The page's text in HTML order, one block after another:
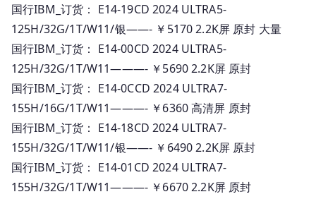
国行IBM_订货： E14-19CD 2024 ULTRA5-
125H/32G/1T/W11/银——- ￥5170 2.2K屏 原封 大量
国行IBM_订货： E14-00CD 2024 ULTRA5-
125H/32G/1T/W11———- ￥5690 2.2K屏 原封
国行IBM_订货： E14-0CCD 2024 ULTRA7-
155H/16G/1T/W11———- ￥6360 高清屏 原封
国行IBM_订货： E14-18CD 2024 ULTRA7-
155H/32G/1T/W11/银——- ￥6490 2.2K屏 原封
国行IBM_订货： E14-01CD 2024 ULTRA7-
155H/32G/1T/W11———- ￥6670 2.2K屏 原封